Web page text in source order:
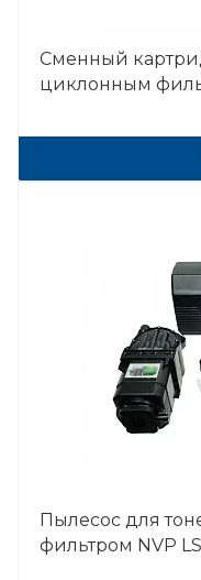
Сменный
циклонным
Пылесос для
фильтром NVP